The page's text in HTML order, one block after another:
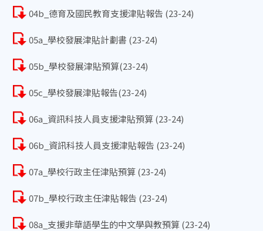
04b_德育及國民教育支援津貼報告 (23-24)
05a_學校發展津貼計劃書 (23-24)
05b_學校發展津貼預算(23-24)
05c_學校發展津貼報告(23-24)
06a_資訊科技人員支援津貼預算 (23-24)
06b_資訊科技人員支援津貼報告 (23-24)
07a_學校行政主任津貼預算 (23-24)
07b_學校行政主任津貼報告 (23-24)
08a_支援非華語學生的中文學與教預算 (23-24)